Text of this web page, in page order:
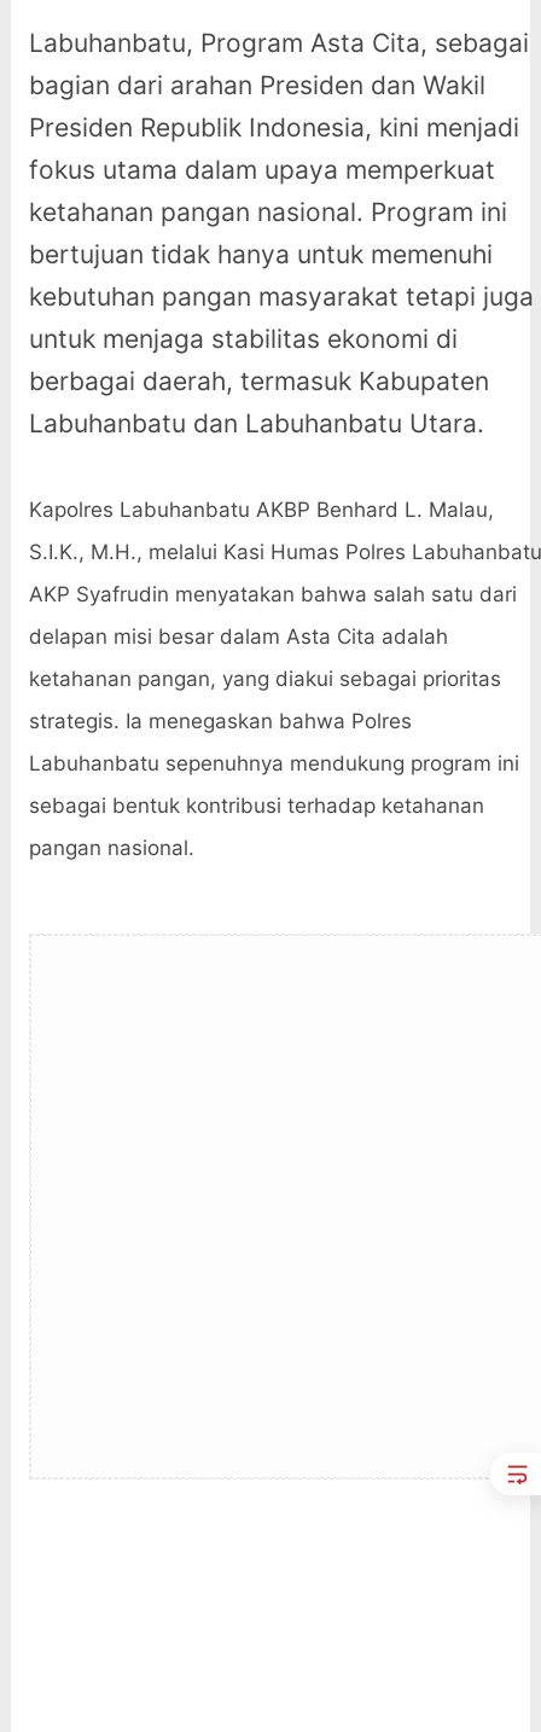
Labuhanbatu, Program Asta Cita, sebagai
bagian dari arahan Presiden dan Wakil
Presiden Republik Indonesia, kini menjadi
fokus utama dalam upaya memperkuat
ketahanan pangan nasional. Program ini
bertujuan tidak hanya untuk memenuhi
kebutuhan pangan masyarakat tetapi juga
untuk menjaga stabilitas ekonomi di
berbagai daerah, termasuk Kabupaten
Labuhanbatu dan Labuhanbatu Utara.
Kapolres Labuhanbatu AKBP Benhard L. Malau,
S.I.K., M.H., melalui Kasi Humas Polres Labuhanbatu
AKP Syafrudin menyatakan bahwa salah satu dari
delapan misi besar dalam Asta Cita adalah
ketahanan pangan, yang diakui sebagai prioritas
strategis. Ia menegaskan bahwa Polres
Labuhanbatu sepenuhnya mendukung program ini
sebagai bentuk kontribusi terhadap ketahanan
pangan nasional.